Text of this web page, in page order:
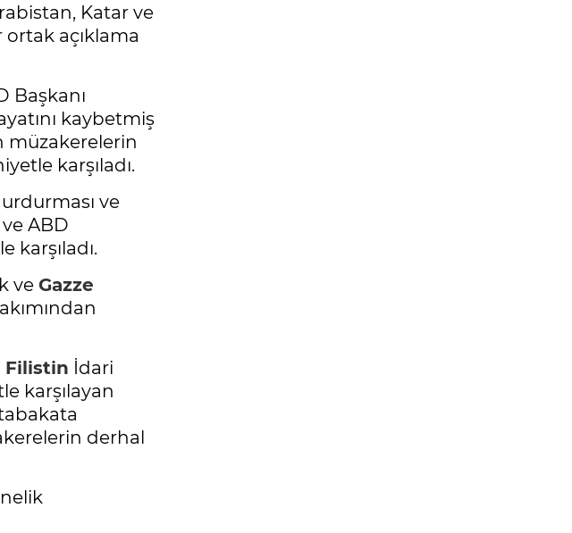
Katar ve
açıklama
Başkanı
kaybetmiş
müzakerelerin
karşıladı.
ve
ABD
karşıladı.
ve Gazze
Filistin İdari
karşılayan
derhal